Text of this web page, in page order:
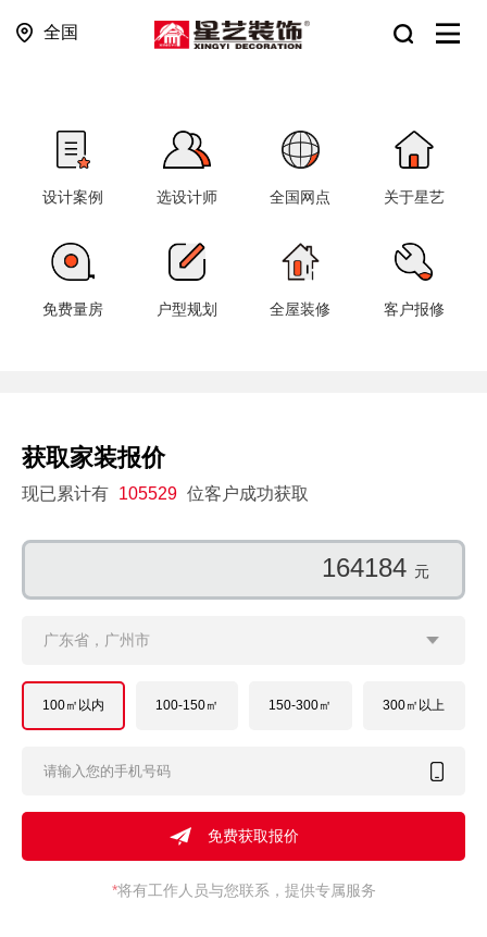
全国
设计案例 选设计师 全国网点 关于星艺
免费量房 户型规划 全屋装修 客户报修
获取家装报价
现已累计有 105529 位客户成功获取
168982 元
广东省，广州市
100㎡以内 100-150㎡ 150-300㎡ 300㎡以上
*将有工作人员与您联系，提供专属服务